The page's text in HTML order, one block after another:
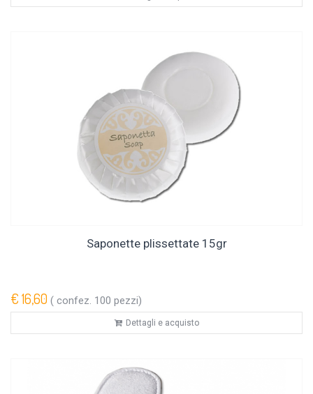
Saponette plissettate 15gr
€ 16,60 ( confez. 100 pezzi)
Dettagli e acquisto